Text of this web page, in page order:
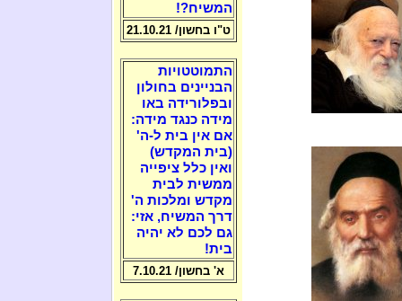
המשיח?!
ט"ו בחשון/ 21.10.21
התמוטטויות
הבניינים בחולון
ובפלורידה באו
מידה כנגד מידה:
אם אין בית ל-ה'
(בית המקדש)
ואין כלל ציפייה
ממשית לבית
מקדש ומלכות ה'
דרך המשיח, אזי:
גם לכם לא יהיה
בית!
א' בחשון/ 7.10.21